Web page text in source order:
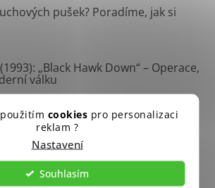
cookies pro personalizaci
reklam ?
Nastavení
Souhlasím
pušek? Poradíme, jak si
„Black Hawk Down“ – Operace,
válku
Neprávem opomíjení pomocníci
Samopal Druhé světové války